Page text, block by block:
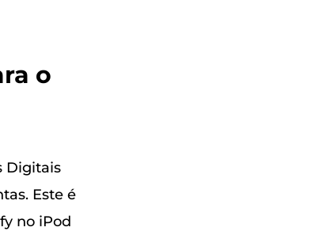
o
Digitais
Este é
no iPod